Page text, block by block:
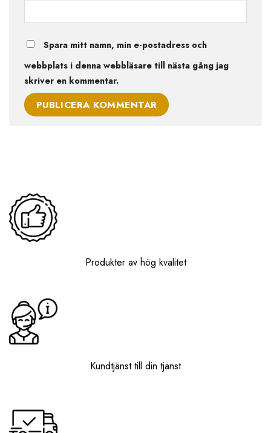
Spara mitt namn, min e-postadress och
webbplats i denna webbläsare till nästa gång jag
skriver en kommentar.
Produkter av hög kvalitet
Kundtjänst till din tjänst